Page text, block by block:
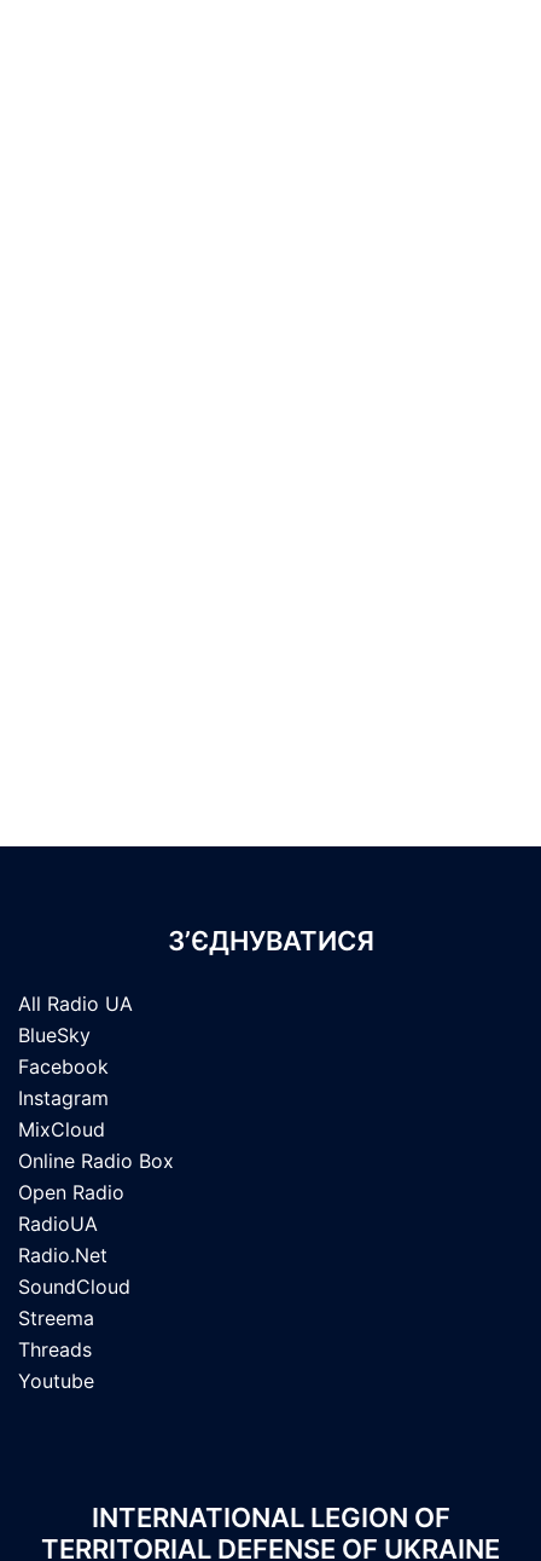
З’ЄДНУВАТИСЯ
All Radio UA
BlueSky
Facebook
Instagram
MixCloud
Online Radio Box
Open Radio
RadioUA
Radio.Net
SoundCloud
Streema
Threads
Youtube
INTERNATIONAL LEGION OF
TERRITORIAL DEFENSE OF UKRAINE